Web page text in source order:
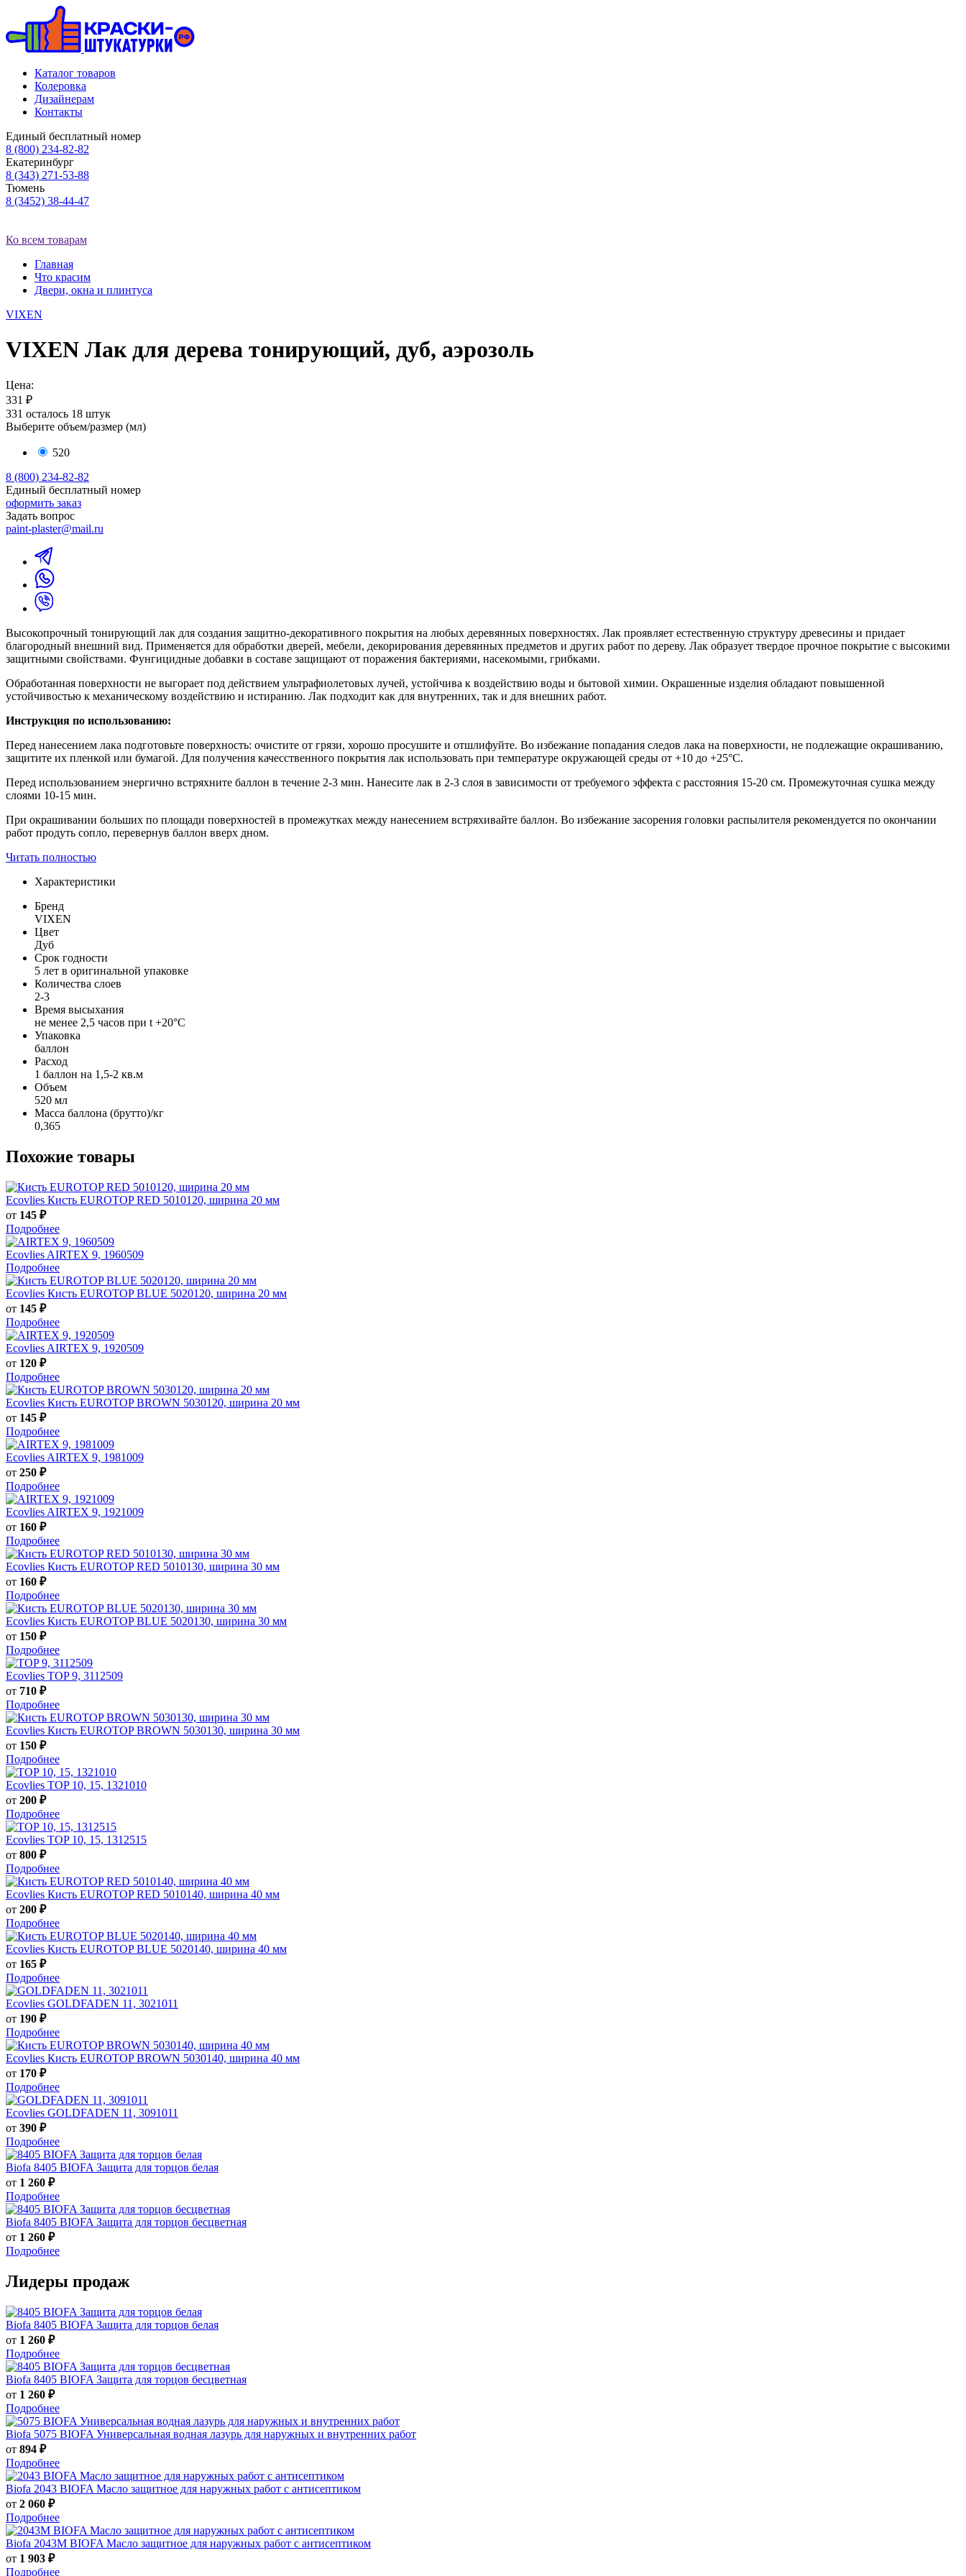
Каталог товаров
Колеровка
Дизайнерам
Контакты
Единый бесплатный номер
8 (800) 234-82-82
Екатеринбург
8 (343) 271-53-88
Тюмень
8 (3452) 38-44-47
Ко всем товарам
Главная
Что красим
Двери, окна и плинтуса
VIXEN
VIXEN Лак для дерева тонирующий, дуб, аэрозоль
Цена:
331 ₽
331 осталось 18 штук
Выберите объем/размер (мл)
520
8 (800) 234-82-82
Единый бесплатный номер
оформить заказ
Задать вопрос
paint-plaster@mail.ru
Высокопрочный тонирующий лак для создания защитно-декоративного покрытия на любых деревянных поверхностях. Лак проявляет естественную структуру древесины и придает
благородный внешний вид. Применяется для обработки дверей, мебели, декорирования деревянных предметов и других работ по дереву. Лак образует твердое прочное покрытие с высокими
защитными свойствами. Фунгицидные добавки в составе защищают от поражения бактериями, насекомыми, грибками.
Обработанная поверхности не выгорает под действием ультрафиолетовых лучей, устойчива к воздействию воды и бытовой химии. Окрашенные изделия обладают повышенной
устойчивостью к механическому воздействию и истиранию. Лак подходит как для внутренних, так и для внешних работ.
Инструкция по использованию:
Перед нанесением лака подготовьте поверхность: очистите от грязи, хорошо просушите и отшлифуйте. Во избежание попадания следов лака на поверхности, не подлежащие окрашиванию,
защитите их пленкой или бумагой. Для получения качесственного покрытия лак использовать при температуре окружающей среды от +10 до +25°С.
Перед использованием энергично встряхните баллон в течение 2-3 мин. Нанесите лак в 2-3 слоя в зависимости от требуемого эффекта с расстояния 15-20 см. Промежуточная сушка между
слоями 10-15 мин.
При окрашивании больших по площади поверхностей в промежутках между нанесением встряхивайте баллон. Во избежание засорения головки распылителя рекомендуется по окончании
работ продуть сопло, перевернув баллон вверх дном.
Читать полностью
Характеристики
Бренд
VIXEN
Цвет
Дуб
Срок годности
5 лет в оригинальной упаковке
Количества слоев
2-3
Время высыхания
не менее 2,5 часов при t +20°С
Упаковка
баллон
Расход
1 баллон на 1,5-2 кв.м
Объем
520 мл
Масса баллона (брутто)/кг
0,365
Похожие товары
Ecovlies Кисть EUROTOP RED 5010120, ширина 20 мм
от 145 ₽
Подробнее
Ecovlies AIRTEX 9, 1960509
Подробнее
Ecovlies Кисть EUROTOP BLUE 5020120, ширина 20 мм
от 145 ₽
Подробнее
Ecovlies AIRTEX 9, 1920509
от 120 ₽
Подробнее
Ecovlies Кисть EUROTOP BROWN 5030120, ширина 20 мм
от 145 ₽
Подробнее
Ecovlies AIRTEX 9, 1981009
от 250 ₽
Подробнее
Ecovlies AIRTEX 9, 1921009
от 160 ₽
Подробнее
Ecovlies Кисть EUROTOP RED 5010130, ширина 30 мм
от 160 ₽
Подробнее
Ecovlies Кисть EUROTOP BLUE 5020130, ширина 30 мм
от 150 ₽
Подробнее
Ecovlies TOP 9, 3112509
от 710 ₽
Подробнее
Ecovlies Кисть EUROTOP BROWN 5030130, ширина 30 мм
от 150 ₽
Подробнее
Ecovlies TOP 10, 15, 1321010
от 200 ₽
Подробнее
Ecovlies TOP 10, 15, 1312515
от 800 ₽
Подробнее
Ecovlies Кисть EUROTOP RED 5010140, ширина 40 мм
от 200 ₽
Подробнее
Ecovlies Кисть EUROTOP BLUE 5020140, ширина 40 мм
от 165 ₽
Подробнее
Ecovlies GOLDFADEN 11, 3021011
от 190 ₽
Подробнее
Ecovlies Кисть EUROTOP BROWN 5030140, ширина 40 мм
от 170 ₽
Подробнее
Ecovlies GOLDFADEN 11, 3091011
от 390 ₽
Подробнее
Biofa 8405 BIOFA Защита для торцов белая
от 1 260 ₽
Подробнее
Biofa 8405 BIOFA Защита для торцов бесцветная
от 1 260 ₽
Подробнее
Лидеры продаж
Biofa 8405 BIOFA Защита для торцов белая
от 1 260 ₽
Подробнее
Biofa 8405 BIOFA Защита для торцов бесцветная
от 1 260 ₽
Подробнее
Biofa 5075 BIOFA Универсальная водная лазурь для наружных и внутренних работ
от 894 ₽
Подробнее
Biofa 2043 BIOFA Масло защитное для наружных работ с антисептиком
от 2 060 ₽
Подробнее
Biofa 2043M BIOFA Масло защитное для наружных работ с антисептиком
от 1 903 ₽
Подробнее